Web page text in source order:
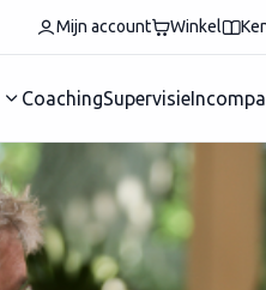
Mijn account Winkel
CoachingSupervisie